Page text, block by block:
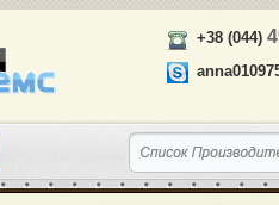
+38 (044)